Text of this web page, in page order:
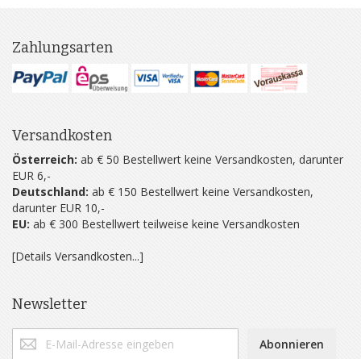
Zahlungsarten
Versandkosten
Österreich: ab € 50 Bestellwert keine Versandkosten, darunter
EUR 6,-
Deutschland: ab € 150 Bestellwert keine Versandkosten,
darunter EUR 10,-
EU: ab € 300 Bestellwert teilweise keine Versandkosten
[Details Versandkosten...]
Newsletter
Abonnieren